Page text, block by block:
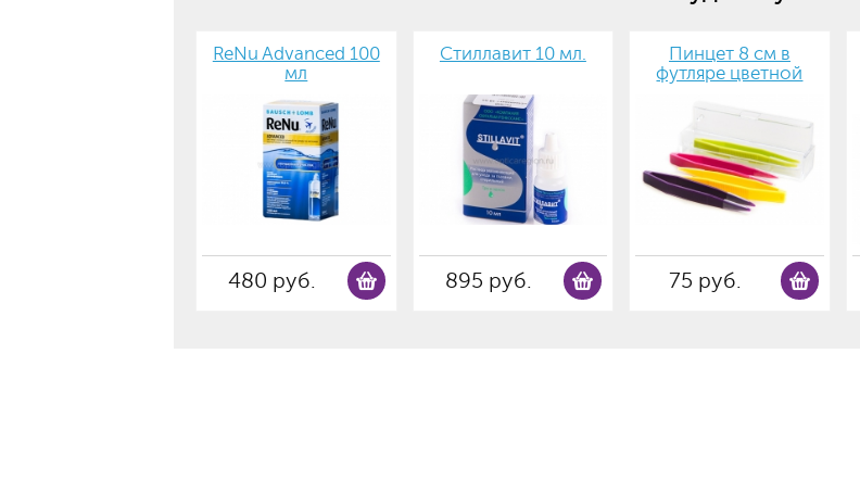
ReNu Advanced 100
мл
480 руб.
Стиллавит 10 мл.
895 руб.
Пинцет 8 см в
футляре цветной
75 руб.